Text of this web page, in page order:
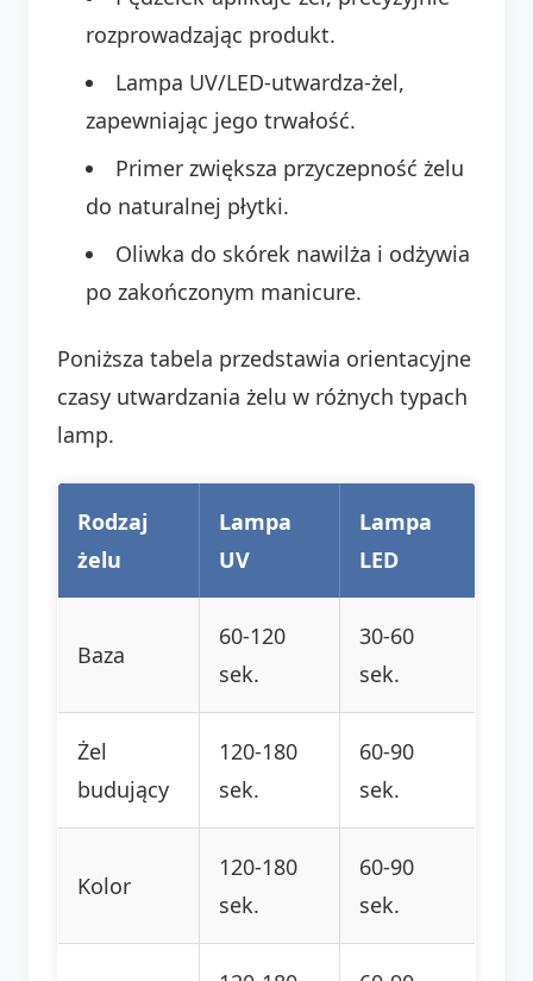
rozprowadzając produkt.
Lampa UV/LED-utwardza-żel,
zapewniając jego trwałość.
Primer zwiększa przyczepność żelu
do naturalnej płytki.
Oliwka do skórek nawilża i odżywia
po zakończonym manicure.
Poniższa tabela przedstawia orientacyjne
czasy utwardzania żelu w różnych typach
lamp.
Rodzaj
żelu
Lampa
UV
Lampa
LED
Baza
60-120
sek.
30-60
sek.
Żel
budujący
120-180
sek.
60-90
sek.
Kolor
120-180
sek.
60-90
sek.